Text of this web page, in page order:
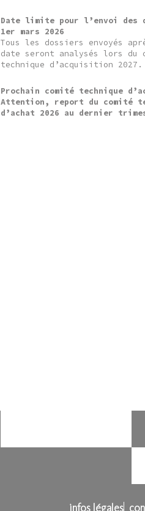
Date limite pour l’envoi des
1er mars 2026
Tous les dossiers envoyés
date seront analysés lors du
technique d’acquisition 2027.
Prochain comité technique
Attention, report du comité
d’achat 2026 au dernier
infos légales